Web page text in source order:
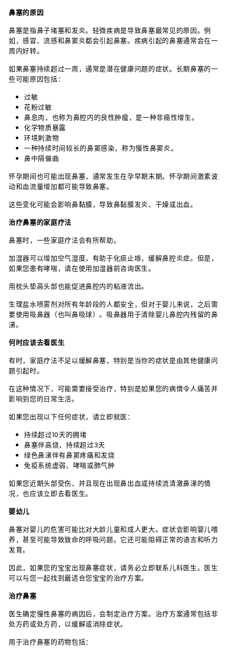
鼻塞的原因
鼻塞是指鼻子堵塞和发炎。轻微疾病是导致鼻塞最常见的原因。例
如，感冒、流感和鼻窦炎都会引起鼻塞。疾病引起的鼻塞通常会在一
周内好转。
如果鼻塞持续超过一周，通常是潜在健康问题的症状。长期鼻塞的一
些可能原因包括：
过敏
花粉过敏
鼻息肉，也称为鼻腔内的良性肿瘤，是一种非癌性增生。
化学物质暴露
环境刺激物
一种持续时间较长的鼻窦感染，称为慢性鼻窦炎。
鼻中隔偏曲
怀孕期间也可能出现鼻塞，通常发生在孕早期末期。怀孕期间激素波
动和血流量增加都可能导致鼻塞。
这些变化可能会影响鼻黏膜，导致鼻黏膜发炎、干燥或出血。
治疗鼻塞的家庭疗法
鼻塞时，一些家庭疗法会有所帮助。
加湿器可以增加空气湿度，有助于化痰止咳，缓解鼻腔炎症。但是，
如果您患有哮喘，请在使用加湿器前咨询医生。
用枕头垫高头部也能促进鼻腔内的粘液流出。
生理盐水喷雾剂对所有年龄段的人都安全，但对于婴儿来说，之后需
要使用吸鼻器（也叫鼻吸球）。吸鼻器用于清除婴儿鼻腔内残留的鼻
涕。
何时应该去看医生
有时，家庭疗法不足以缓解鼻塞，特别是当你的症状是由其他健康问
题引起时。
在这种情况下，可能需要接受治疗，特别是如果您的病情令人痛苦并
影响到您的日常生活。
如果您出现以下任何症状，请立即就医：
持续超过10天的拥堵
鼻塞伴高烧，持续超过3天
绿色鼻涕伴有鼻窦疼痛和发烧
免疫系统虚弱、哮喘或肺气肿
如果您近期头部受伤，并且现在出现鼻出血或持续流清澈鼻涕的情
况，也应该立即去看医生。
婴幼儿
鼻塞对婴儿的危害可能比对大龄儿童和成人更大。症状会影响婴儿喂
养，甚至可能导致致命的呼吸问题。它还可能阻碍正常的语言和听力
发育。
因此，如果您的宝宝出现鼻塞症状，请务必立即联系儿科医生。医生
可以与您一起找到最适合您宝宝的治疗方案。
治疗鼻塞
医生确定慢性鼻塞的病因后，会制定治疗方案。治疗方案通常包括非
处方药或处方药，以缓解或消除症状。
用于治疗鼻塞的药物包括：